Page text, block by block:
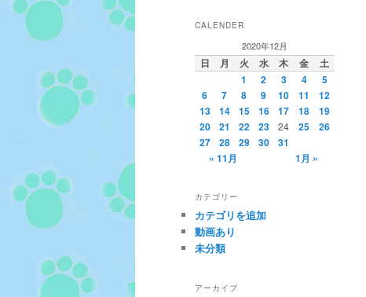
CALENDER
2020年12月
日 月 火 水 木 金
土
1
2 3 4
5
6
7 8 9 10 11
12
13
14 15 16 17 18
19
20
21 22 23 24 25
26
27
28 29 30
31
« 11月
1月 »
カテゴリー
カテゴリを追加
動画あり
未分類
アーカイブ